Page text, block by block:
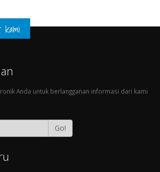
Anda untuk berlangganan informasi dari kami
Go!